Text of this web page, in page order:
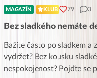
MAGAZÍN KLUB 79 3
Bez sladkého nemáte
Bažíte často po sladkém a
vydržet? Bez kousku
nespokojenost? Pojďte se